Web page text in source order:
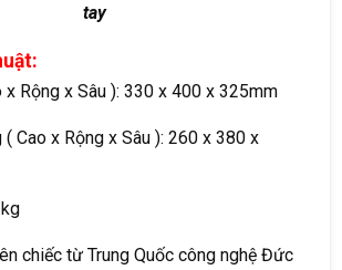
tay
x Rộng x Sâu ): 330 x 400 x 325mm
Cao x Rộng x Sâu ): 260 x 380 x
chiếc từ Trung Quốc công nghệ Đức